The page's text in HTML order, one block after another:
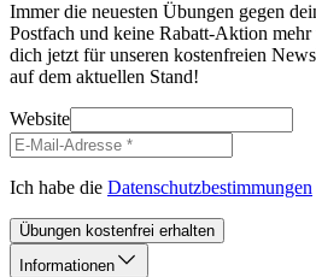
Immer die neuesten Übungen gegen
Postfach und keine Rabatt-Aktion mehr
dich jetzt für unseren kostenfreien
auf dem aktuellen Stand!
Website
Ich habe die Datenschutzbestimmungen
Übungen kostenfrei erhalten
Informationen